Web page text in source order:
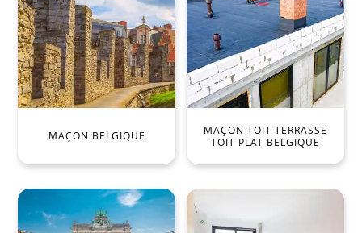
MAÇON BELGIQUE
MAÇON TOIT TERRASSE
TOIT PLAT BELGIQUE